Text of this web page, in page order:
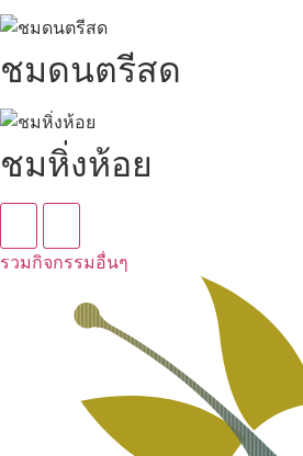
ชมดนตรีสด
ชมหิ่งห้อย
รวมกิจกรรมอื่นๆ